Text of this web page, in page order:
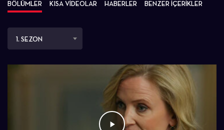
BÖLÜMLER KISA VİDEOLAR HABERLER BENZER İÇERİKLER
1. SEZON